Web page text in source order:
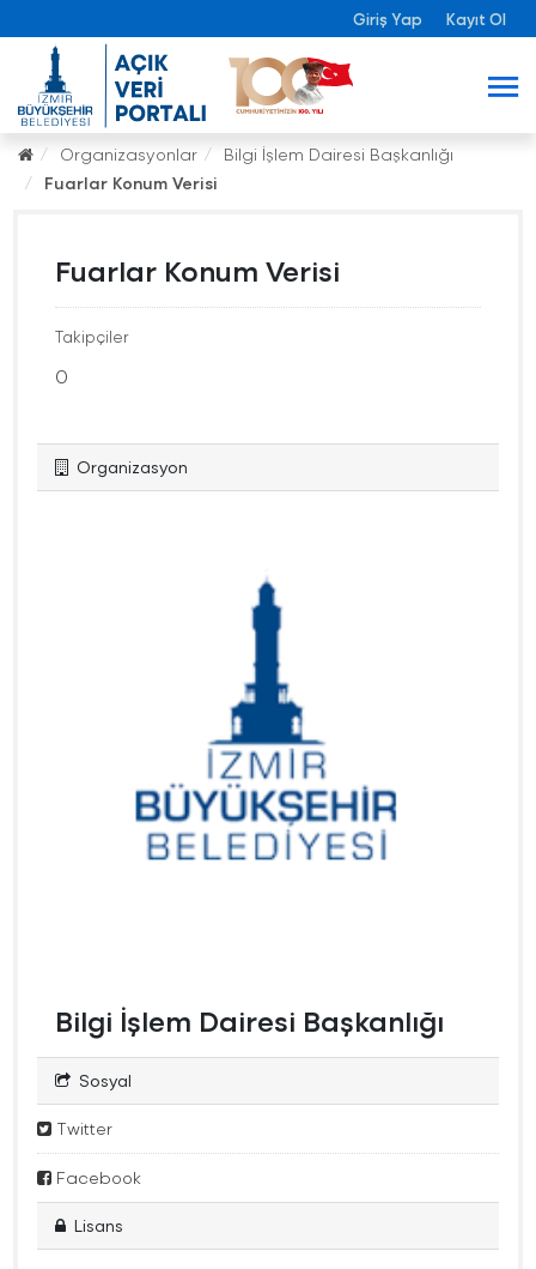
Giriş Yap Kayıt Ol
Organizasyonlar
Bilgi İşlem Dairesi Başkanlığı
Fuarlar Konum Verisi
Fuarlar Konum Verisi
Takipçiler
0
Organizasyon
Bilgi İşlem Dairesi Başkanlığı
Sosyal
Twitter
Facebook
Lisans